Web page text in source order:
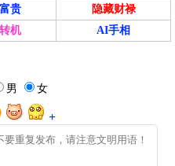
贵
隐藏财禄
机 AI手相